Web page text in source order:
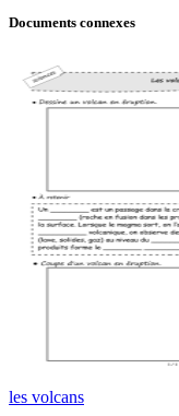
Documents connexes
les volcans